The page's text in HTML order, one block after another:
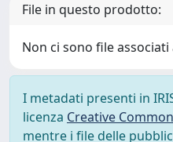
File in questo prodotto:
Non ci sono file
I metadati presenti in
licenza Creative
mentre i file delle